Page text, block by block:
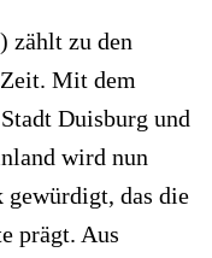
zählt zu den
Mit dem
Duisburg und
wird nun
gewürdigt, das die
prägt. Aus